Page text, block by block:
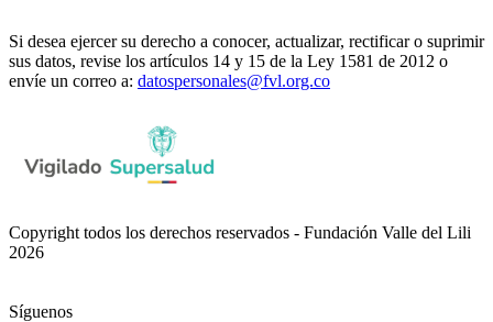
Si desea ejercer su derecho a conocer, actualizar, rectificar o suprimir
sus datos, revise los artículos 14 y 15 de la Ley 1581 de 2012 o
envíe un correo a: datospersonales@fvl.org.co
Copyright todos los derechos reservados - Fundación Valle del Lili
2026
Síguenos